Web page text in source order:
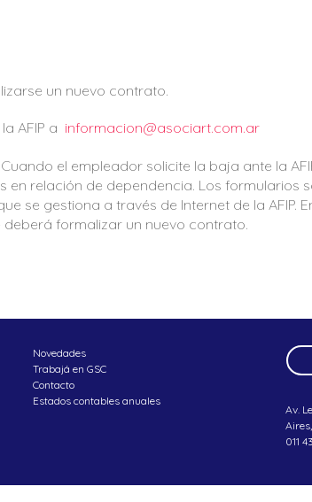
un nuevo contrato.
AFIP a informacion@asociart.com.ar
el empleador solicite la baja ante la
relación de dependencia. Los formularios
se gestiona a través de Internet de la AFIP.
formalizar un nuevo contrato.
Novedades
Trabajá en GSC
Contacto
Estados contables anuales
Av.
011